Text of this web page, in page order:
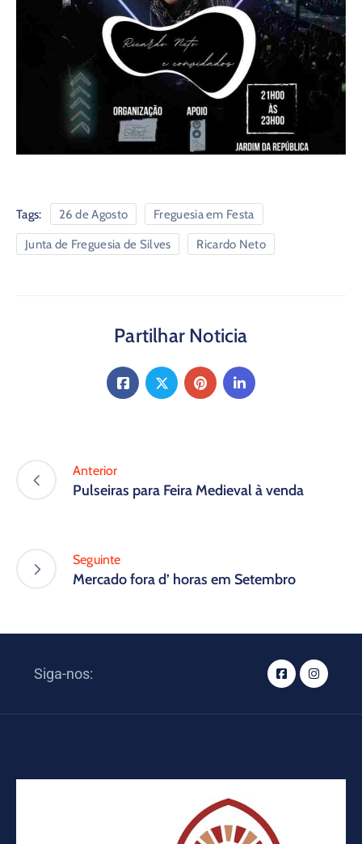
Tags: 26 de Agosto Freguesia em Festa
Junta de Freguesia de Silves Ricardo Neto
Partilhar Noticia
Anterior
Pulseiras para Feira Medieval à venda
Seguinte
Mercado fora d’ horas em Setembro
Siga-nos: